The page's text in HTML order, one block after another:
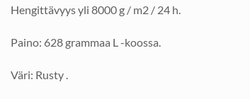
Hengittävyys yli 8000 g / m2 / 24 h.
Paino: 628 grammaa L -koossa.
Väri: Rusty .